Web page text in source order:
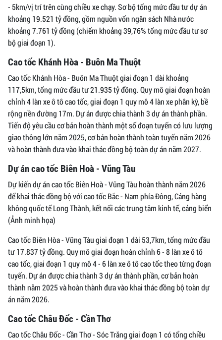
- 5km/vị trí trên cùng chiều xe chạy. Sơ bộ tổng mức đầu tư dự án
khoảng 19.521 tỷ đồng, gồm nguồn vốn ngân sách Nhà nước
khoảng 7.761 tỷ đồng (chiếm khoảng 39,76% tổng mức đầu tư sơ
bộ giai đoạn 1).
Cao tốc Khánh Hòa - Buôn Ma Thuột
Cao tốc Khánh Hòa - Buôn Ma Thuột giai đoạn 1 dài khoảng
117,5km, tổng mức đầu tư 21.935 tỷ đồng. Quy mô giai đoạn hoàn
chỉnh 4 làn xe ô tô cao tốc, giai đoạn 1 quy mô 4 làn xe phân kỳ, bề
rộng nền đường 17m. Dự án được chia thành 3 dự án thành phần.
Tiến độ yêu cầu cơ bản hoàn thành một số đoạn tuyến có lưu lượng
giao thông lớn năm 2025, cơ bản hoàn thành toàn tuyến năm 2026
và hoàn thành đưa vào khai thác đồng bộ toàn dự án năm 2027.
Dự án cao tốc Biên Hoà - Vũng Tàu
Dự kiến dự án cao tốc Biên Hoà - Vũng Tàu hoàn thành năm 2026
để khai thác đồng bộ với cao tốc Bắc - Nam phía Đông, Cảng hàng
không quốc tế Long Thành, kết nối các trung tâm kinh tế, cảng biển
(Ảnh minh họa)
Cao tốc Biên Hòa - Vũng Tàu giai đoạn 1 dài 53,7km, tổng mức đầu
tư 17.837 tỷ đồng. Quy mô giai đoạn hoàn chỉnh 6 - 8 làn xe ô tô
cao tốc, giai đoạn 1 quy mô 4 - 6 làn xe ô tô cao tốc theo từng đoạn
tuyến. Dự án được chia thành 3 dự án thành phần, cơ bản hoàn
thành năm 2025 và hoàn thành đưa vào khai thác đồng bộ toàn dự
án năm 2026.
Cao tốc Châu Đốc - Cần Thơ
Cao tốc Châu Đốc - Cần Thơ - Sóc Trăng giai đoạn 1 có tổng chiều